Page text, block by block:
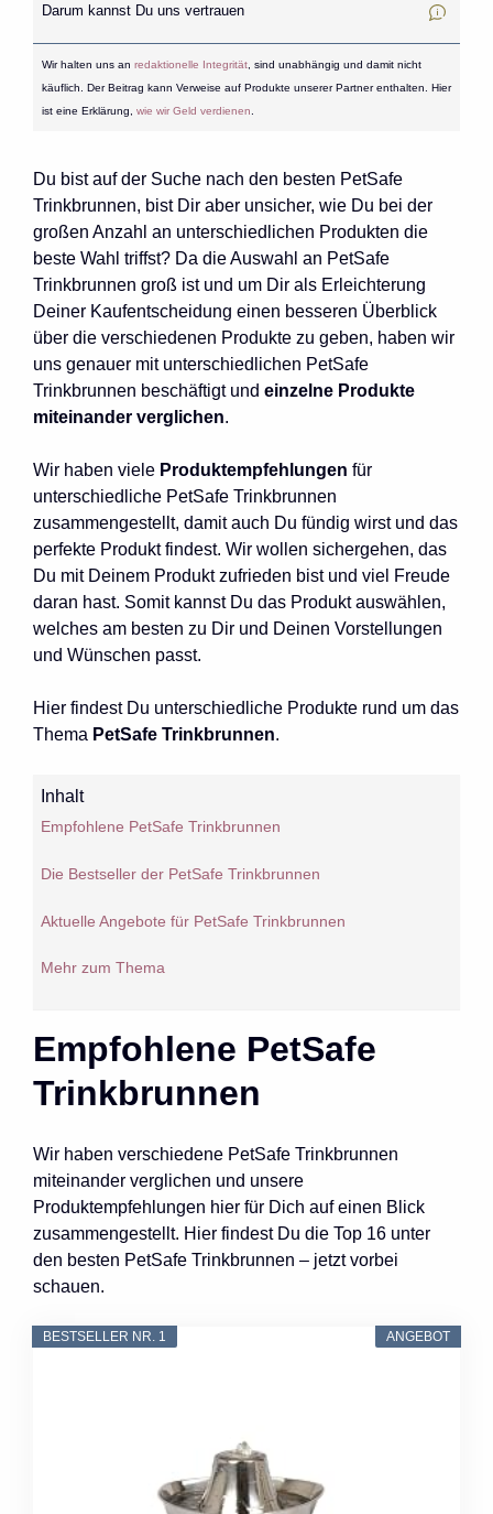
Darum kannst Du uns vertrauen
Wir halten uns an redaktionelle Integrität, sind unabhängig und damit nicht
käuflich. Der Beitrag kann Verweise auf Produkte unserer Partner enthalten. Hier
ist eine Erklärung, wie wir Geld verdienen
Du bist auf der Suche nach den besten PetSafe
Trinkbrunnen, bist Dir aber unsicher, wie Du bei der
großen Anzahl an unterschiedlichen Produkten die
beste Wahl triffst? Da die Auswahl an PetSafe
Trinkbrunnen groß ist und um Dir als Erleichterung
Deiner Kaufentscheidung einen besseren Überblick
über die verschiedenen Produkte zu geben, haben wir
uns genauer mit unterschiedlichen PetSafe
Trinkbrunnen beschäftigt und einzelne Produkte
miteinander verglichen.
Wir haben viele Produktempfehlungen für
unterschiedliche PetSafe Trinkbrunnen
zusammengestellt, damit auch Du fündig wirst und das
perfekte Produkt findest. Wir wollen sichergehen, das
Du mit Deinem Produkt zufrieden bist und viel Freude
daran hast. Somit kannst Du das Produkt auswählen,
welches am besten zu Dir und Deinen Vorstellungen
und Wünschen passt.
Hier findest Du unterschiedliche Produkte rund um das
Thema PetSafe Trinkbrunnen.
Inhalt
Empfohlene PetSafe Trinkbrunnen
Die Bestseller der PetSafe Trinkbrunnen
Aktuelle Angebote für PetSafe Trinkbrunnen
Mehr zum Thema
Empfohlene PetSafe
Trinkbrunnen
Wir haben verschiedene PetSafe Trinkbrunnen
miteinander verglichen und unsere
Produktempfehlungen hier für Dich auf einen Blick
zusammengestellt. Hier findest Du die Top 16 unter
den besten PetSafe Trinkbrunnen – jetzt vorbei
schauen.
ANGEBOT
BESTSELLER NR. 1